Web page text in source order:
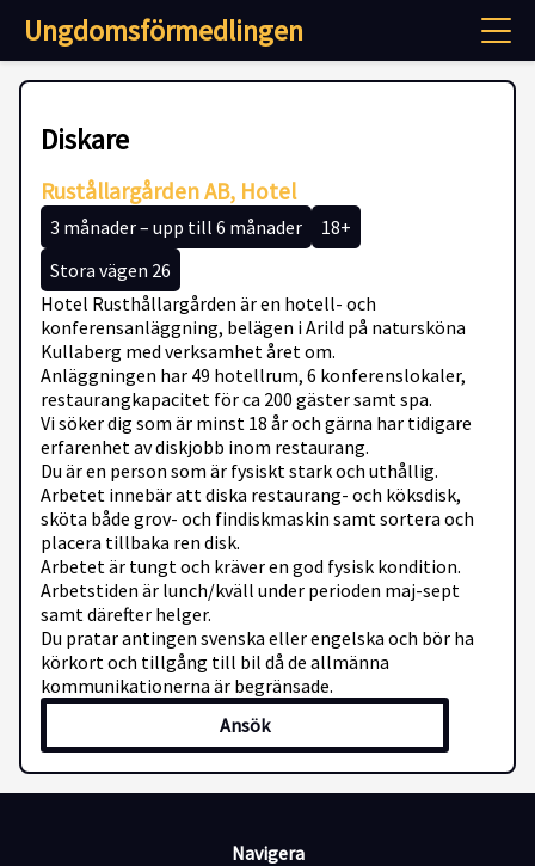
Ungdomsförmedlingen
Diskare
Rustållargården AB, Hotel
3 månader – upp till 6 månader
18+
Stora vägen 26
Hotel Rusthållargården är en hotell- och
konferensanläggning, belägen i Arild på natursköna
Kullaberg med verksamhet året om.
Anläggningen har 49 hotellrum, 6 konferenslokaler,
restaurangkapacitet för ca 200 gäster samt spa.
Vi söker dig som är minst 18 år och gärna har tidigare
erfarenhet av diskjobb inom restaurang.
Du är en person som är fysiskt stark och uthållig.
Arbetet innebär att diska restaurang- och köksdisk,
sköta både grov- och findiskmaskin samt sortera och
placera tillbaka ren disk.
Arbetet är tungt och kräver en god fysisk kondition.
Arbetstiden är lunch/kväll under perioden maj-sept
samt därefter helger.
Du pratar antingen svenska eller engelska och bör ha
körkort och tillgång till bil då de allmänna
kommunikationerna är begränsade.
Ansök
Navigera